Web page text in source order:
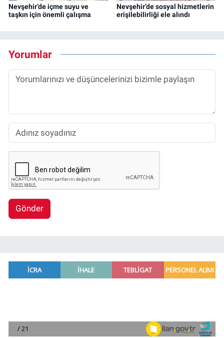
Nevşehir’de içme suyu ve
taşkın için önemli çalışma
Nevşehir’de sosyal hizmetlerin
erişilebilirliği ele alındı
Yorumlar
Gönder